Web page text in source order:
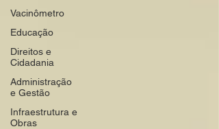
Vacinômetro
Educação
Direitos e
Cidadania
Administração
e Gestão
Infraestrutura e
Obras